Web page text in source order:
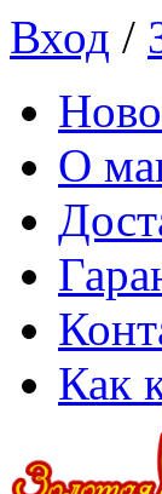
Вход /
О
Как